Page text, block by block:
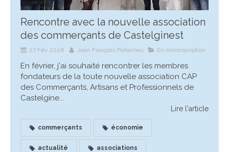
Rencontre avec la nouvelle association
des commerçants de Castelginest
27 Fév 2026 Jean François Portarrieu En circonscription
En février, j'ai souhaité rencontrer les membres
fondateurs de la toute nouvelle association CAP
des Commerçants, Artisans et Professionnels de
Castelgine...
Lire l'article
commerçants économie
actualité associations